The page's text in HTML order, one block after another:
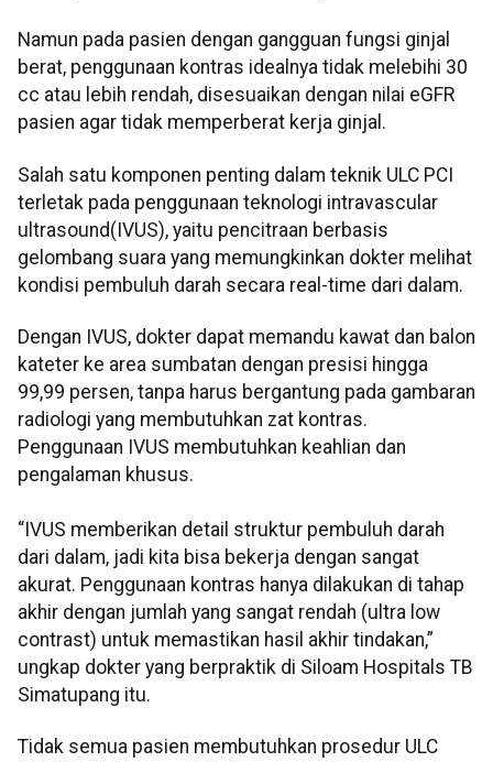
Namun pada pasien dengan gangguan fungsi ginjal
berat, penggunaan kontras idealnya tidak melebihi 30
cc atau lebih rendah, disesuaikan dengan nilai eGFR
pasien agar tidak memperberat kerja ginjal.
Salah satu komponen penting dalam teknik ULC PCI
terletak pada penggunaan teknologi intravascular
ultrasound(IVUS), yaitu pencitraan berbasis
gelombang suara yang memungkinkan dokter melihat
kondisi pembuluh darah secara real-time dari dalam.
Dengan IVUS, dokter dapat memandu kawat dan balon
kateter ke area sumbatan dengan presisi hingga
99,99 persen, tanpa harus bergantung pada gambaran
radiologi yang membutuhkan zat kontras.
Penggunaan IVUS membutuhkan keahlian dan
pengalaman khusus.
“IVUS memberikan detail struktur pembuluh darah
dari dalam, jadi kita bisa bekerja dengan sangat
akurat. Penggunaan kontras hanya dilakukan di tahap
akhir dengan jumlah yang sangat rendah (ultra low
contrast) untuk memastikan hasil akhir tindakan,”
ungkap dokter yang berpraktik di Siloam Hospitals TB
Simatupang itu.
Tidak semua pasien membutuhkan prosedur ULC